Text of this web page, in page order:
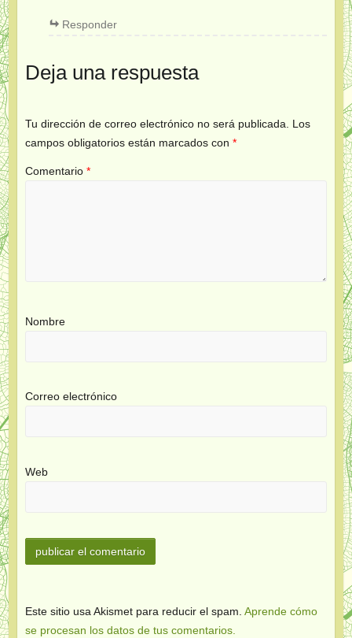
Responder
Deja una respuesta
Tu dirección de correo electrónico no será publicada. Los
campos obligatorios están marcados con *
Comentario *
Nombre
Correo electrónico
Web
Este sitio usa Akismet para reducir el spam. Aprende cómo
se procesan los datos de tus comentarios.